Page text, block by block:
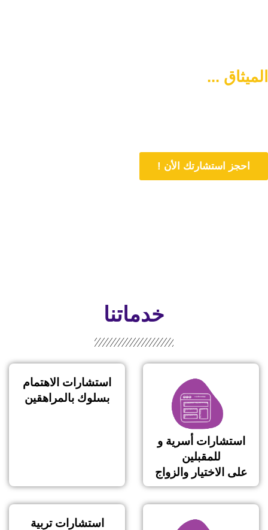
الميثاق ...
احجز استشارتك الأن !
خدماتنا
استشارات أسرية و
للمقبلين
على الاختيار والزواج
استشارات الاهتمام
بسلوك بالمراهقين
استشارات تربية